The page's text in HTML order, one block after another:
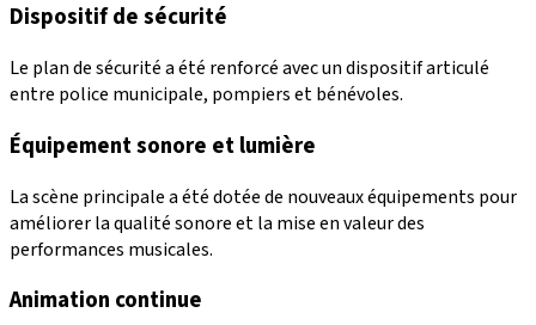
Dispositif de sécurité
Le plan de sécurité a été renforcé avec un dispositif articulé
entre police municipale, pompiers et bénévoles.
Équipement sonore et lumière
La scène principale a été dotée de nouveaux équipements pour
améliorer la qualité sonore et la mise en valeur des
performances musicales.
Animation continue